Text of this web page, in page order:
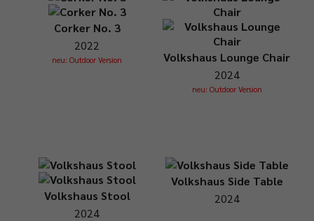
Corker No. 3
2022
neu: Outdoor Version
Volkshaus Lounge Chair
2024
neu: Outdoor Version
Volkshaus Stool
2024
Volkshaus Side Table
2024